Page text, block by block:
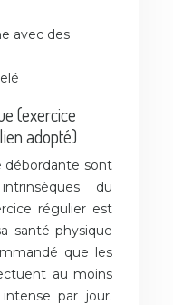
avec des
(exercice
adopté)
débordante sont
du
régulier est
santé physique
que les
au moins
par jour.